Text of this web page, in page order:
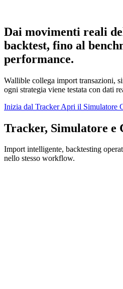
Dai movimenti reali
backtest, fino al
performance.
Wallible collega import transazioni,
ogni strategia viene testata con dati
Inizia dal TrackerApri il Simulatore
Tracker, Simulatore e
Import intelligente, backtesting
nello stesso workflow.